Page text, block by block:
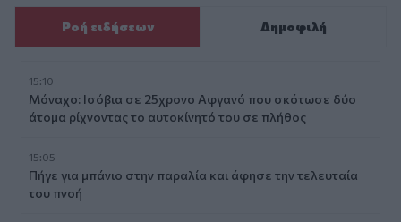
Ροή ειδήσεων Δημοφιλή
15:10
Μόναχο: Ισόβια σε 25χρονο Αφγανό που σκότωσε δύο
άτομα ρίχνοντας το αυτοκίνητό του σε πλήθος
15:05
Πήγε για μπάνιο στην παραλία και άφησε την τελευταία
του πνοή